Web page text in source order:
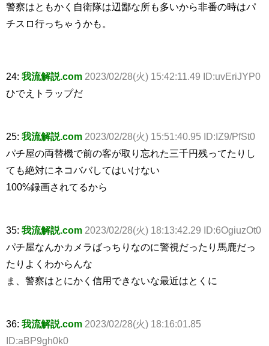
警察はともかく自衛隊は辺鄙な所も多いから非番の時はパ
チスロ行っちゃうかも。
24: 我流解説.com 2023/02/28(火) 15:42:11.49 ID:uvEriJYP0
ひでえトラップだ
25: 我流解説.com 2023/02/28(火) 15:51:40.95 ID:IZ9/PfSt0
パチ屋の両替機で前の客が取り忘れた三千円残ってたりし
ても絶対にネコババしてはいけない
100%録画されてるから
35: 我流解説.com 2023/02/28(火) 18:13:42.29 ID:6OgiuzOt0
パチ屋なんかカメラばっちりなのに警視だったり馬鹿だっ
たりよくわからんな
ま、警察はとにかく信用できないな最近はとくに
36: 我流解説.com 2023/02/28(火) 18:16:01.85
ID:aBP9gh0k0